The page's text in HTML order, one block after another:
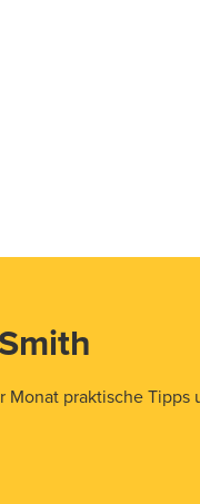
praktische Tipps